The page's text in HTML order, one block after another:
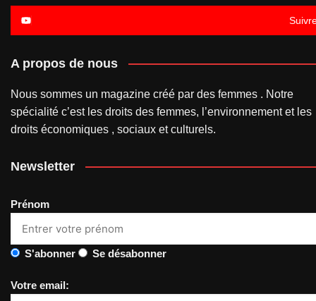
A propos de nous
Nous sommes un magazine créé par des femmes . Notre
spécialité c’est les droits des femmes, l’environnement et les
droits économiques , sociaux et culturels.
Newsletter
Prénom
S'abonner Se désabonner
Votre email: